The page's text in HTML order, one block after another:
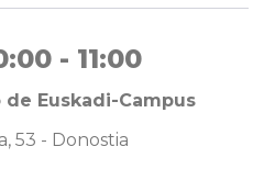
- 11:00
Euskadi-Campus
53 - Donostia